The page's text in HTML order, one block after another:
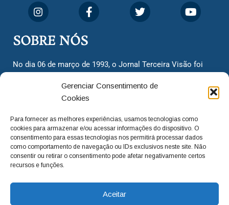
Gerenciar Consentimento de
Cookies
Para fornecer as melhores experiências, usamos tecnologias como
cookies para armazenar e/ou acessar informações do dispositivo. O
consentimento para essas tecnologias nos permitirá processar dados
como comportamento de navegação ou IDs exclusivos neste site. Não
consentir ou retirar o consentimento pode afetar negativamente certos
recursos e funções.
Aceitar
SOBRE NÓS
No dia 06 de março de 1993, o Jornal Terceira Visão foi
cidadãos valinhenses, já que naquela época só existiam
dois jornais. Há mais de 30 anos, o jornal continua
com o foco de trazer as melhores notícias. Nunca
deixamos de lado as necessidades do cidadão, sempre
questionando os órgãos públicos em busca de melhorias
para a cidade e sempre cobrando resoluções para casos